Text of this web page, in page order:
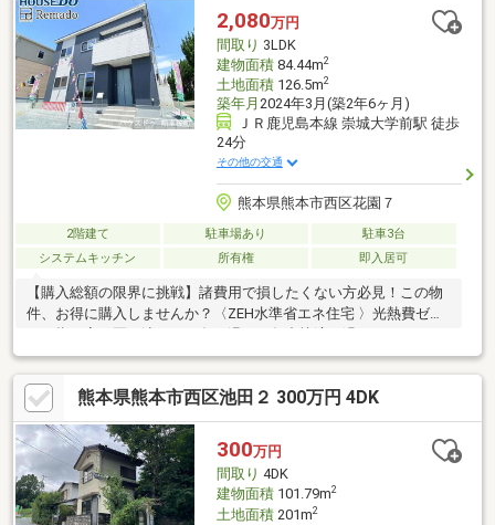
大会2025九州エリア売買件数・売上高１位・Google口コミランキ
ング「熊本県 不動産売買」１位2,080万円
間取り 3LDK
建物面積84.44m2
土地面積126.5m2
築年月 2024年3月(築2年6ヶ月)
ＪＲ鹿児島本線 崇城大学前駅 徒歩
24分
その他の交通
熊本県熊本市西区花園７
2階建て 駐車場あり
駐車3台
システムキッチン
所有権 即入居可
【購入総額の限界に挑戦】諸費用で損したくない方必見！この物
件、お得に購入しませんか？〈ZEH水準省エネ住宅 〉光熱費ゼロ
◎〈省令準耐火構造〉火災に強く、安心感とともに火災保険料も
大幅に抑えられます。〈複層ガラス〉断熱性＋防音。快適な生活
を守る窓ガラスです。結露も抑えてお掃除楽々♪【内覧ツアー】
熊本県全域の気になる物件を全て弊社でまとめてご内覧いただけ
ます水曜日や１８時以降、お仕事終わりの内覧も柔軟に対応！物
件選びからお引渡しまで『ハウスドゥ熊本桜町』が全力でサポー
トします
熊本県熊本市西区池田２ 300万円 4DK
300万円
間取り 4DK
建物面積101.79m2
土地面積201m2